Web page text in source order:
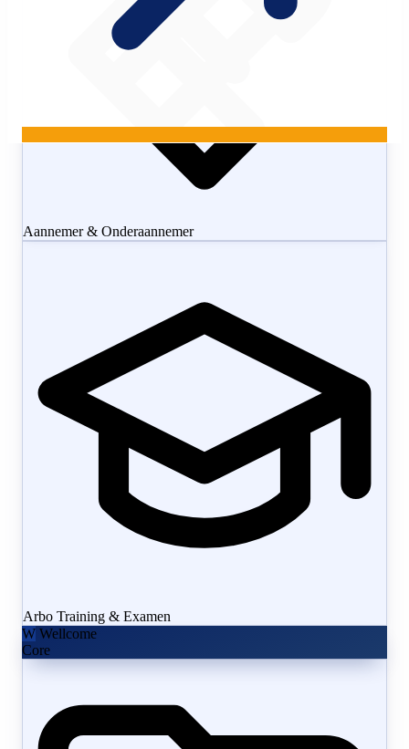
Aannemer & Onderaannemer
Arbo Training & Examen
W Wellcome
Core